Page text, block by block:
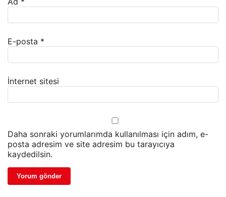
E-posta *
İnternet sitesi
Daha sonraki yorumlarımda kullanılması için adım, e-
posta adresim ve site adresim bu tarayıcıya
kaydedilsin.